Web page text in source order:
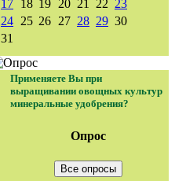
17 18 19 20 21 22 23
24 25 26 27 28 29 30
31
Применяете Вы при
выращивании овощных культур
минеральные удобрения?
Опрос
Все опросы